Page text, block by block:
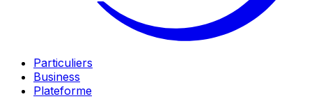
Particuliers
Business
Plateforme